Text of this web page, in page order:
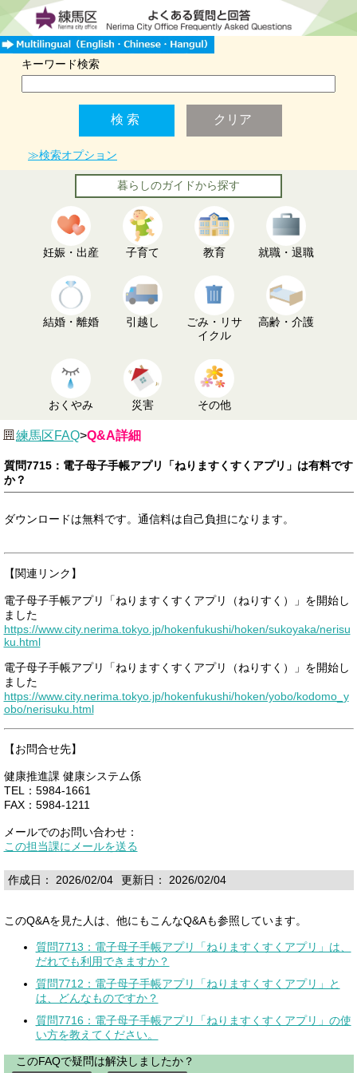
キーワード検索
≫検索オプション
暮らしのガイドから探す
妊娠・出産 子育て 教育 就職・退職
結婚・離婚 引越し
ごみ・リサ
イクル
高齢・介護
おくやみ 災害 その他
練馬区FAQ>Q&A詳細
質問7715：電子母子手帳アプリ「ねりますくすくアプリ」は有料です
か？
ダウンロードは無料です。通信料は自己負担になります。
【関連リンク】
電子母子手帳アプリ「ねりますくすくアプリ（ねりすく）」を開始し
ました
https://www.city.nerima.tokyo.jp/hokenfukushi/hoken/sukoyaka/nerisu
ku.html
電子母子手帳アプリ「ねりますくすくアプリ（ねりすく）」を開始し
ました
https://www.city.nerima.tokyo.jp/hokenfukushi/hoken/yobo/kodomo_y
obo/nerisuku.html
【お問合せ先】
健康推進課 健康システム係
TEL：5984-1661
FAX：5984-1211
メールでのお問い合わせ：
この担当課にメールを送る
作成日： 2026/02/04 更新日： 2026/02/04
このQ&Aを見た人は、他にもこんなQ&Aも参照しています。
質問7713：電子母子手帳アプリ「ねりますくすくアプリ」は、
だれでも利用できますか？
質問7712：電子母子手帳アプリ「ねりますくすくアプリ」と
は、どんなものですか？
質問7716：電子母子手帳アプリ「ねりますくすくアプリ」の使
い方を教えてください。
このFAQで疑問は解決しましたか？